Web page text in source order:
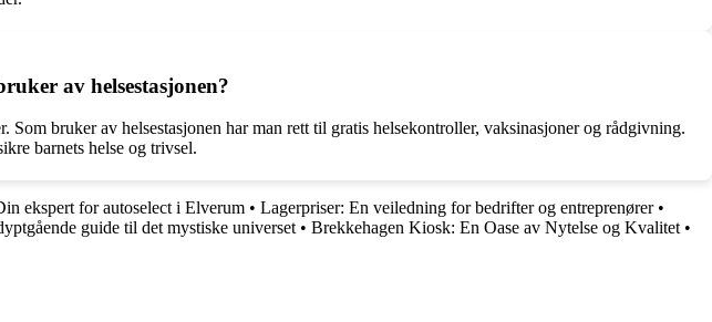
av helsestasjonen?
bruker av helsestasjonen har man rett til gratis helsekontroller, vaksinasjoner og rådgivning.
barnets helse og trivsel.
ekspert for autoselect i Elverum • Lagerpriser: En veiledning for bedrifter og entreprenører•
guide til det mystiske universet • Brekkehagen Kiosk: En Oase av Nytelse og Kvalitet •